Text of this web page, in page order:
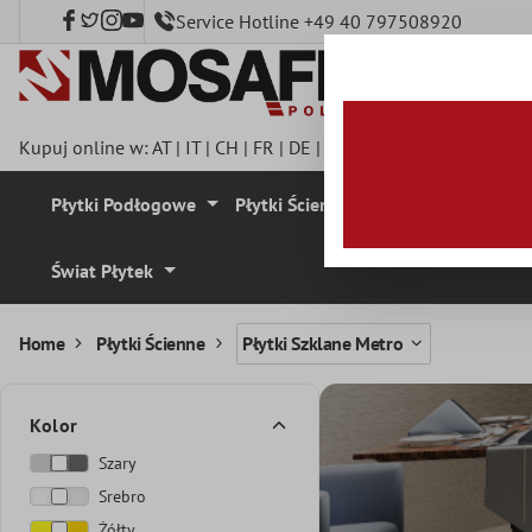
zawartości Service Hotline +49 40 797508920
Kupuj online w:AT| IT| CH | FR | DE |
Płytki Podłogowe Płytki Ścienne
Świat Płytek
Home Płytki Ścienne Płytki Szklane Metro
Kolor
Szary
Srebro